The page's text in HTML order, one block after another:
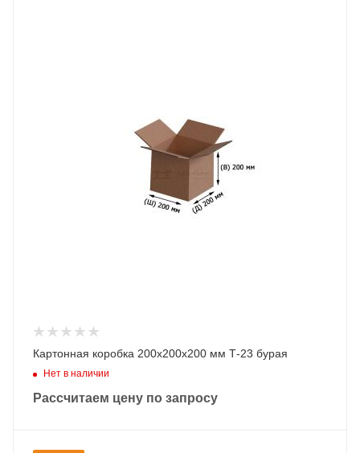
Картонная коробка 200х200х200 мм Т-23 бурая
Нет в наличии
Рассчитаем цену по запросу